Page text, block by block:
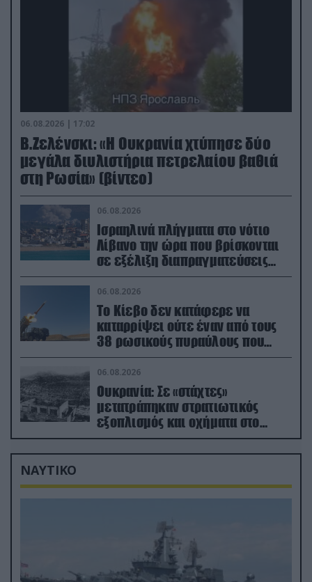
06.08.2026 | 17:02
Β.Ζελένσκι: «Η Ουκρανία χτύπησε δύο
μεγάλα διυλιστήρια πετρελαίου βαθιά
στη Ρωσία» (βίντεο)
06.08.2026
Ισραηλινά πλήγματα στο νότιο
Λίβανο την ώρα που βρίσκονται
σε εξέλιξη διαπραγματεύσεις
στην Ρώμη
06.08.2026
Το Κίεβο δεν κατάφερε να
καταρρίψει ούτε έναν από τους
38 ρωσικούς πυραύλους που
εκτοξεύτηκαν εναντίον του
06.08.2026
Ουκρανία: Σε «στάχτες»
μετατράπηκαν στρατιωτικός
εξοπλισμός και οχήματα στο
Κίεβο μετά από ρωσικά
πλήγματα (βίντεο)
ΝΑΥΤΙΚΟ